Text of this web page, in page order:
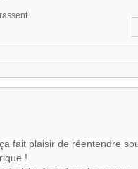
fait plaisir de réentendre
!